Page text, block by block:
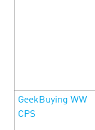
Месяц
Отправляйтесь в
офферам! С 1 по
Мы организовали
выбор самых
GeekBuying WW
CPS